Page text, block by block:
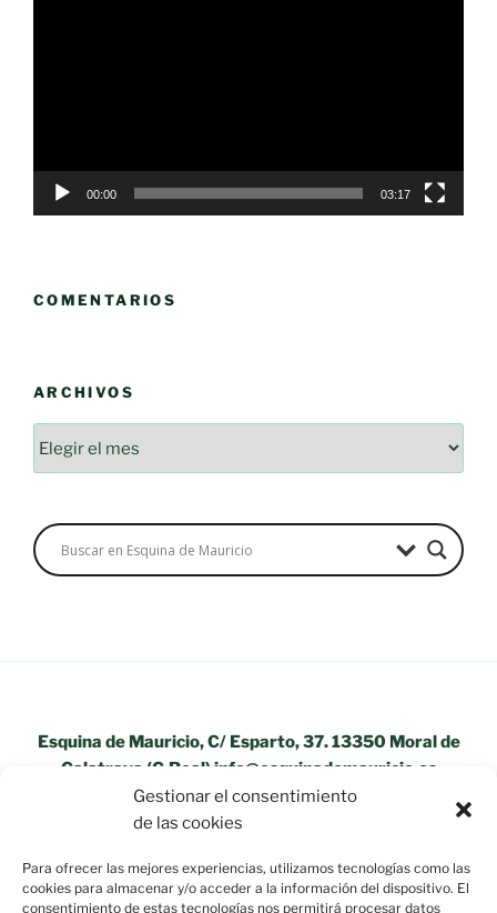
Gestionar el consentimiento
de las cookies
Para ofrecer las mejores experiencias, utilizamos tecnologías como las
cookies para almacenar y/o acceder a la información del dispositivo. El
consentimiento de estas tecnologías nos permitirá procesar datos
00:00 03:17
COMENTARIOS
ARCHIVOS
Esquina de Mauricio, C/ Esparto, 37. 13350 Moral de
Calatrava (C.Real) info@esquinademauricio.es
«Aviso Legal»